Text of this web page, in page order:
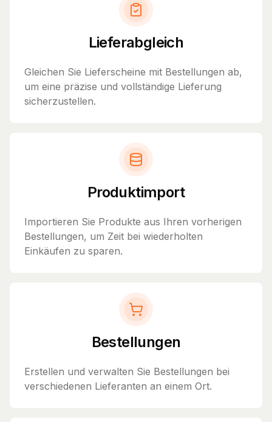
Lieferabgleich
Gleichen Sie Lieferscheine mit Bestellungen ab,
um eine präzise und vollständige Lieferung
sicherzustellen.
Produktimport
Importieren Sie Produkte aus Ihren vorherigen
Bestellungen, um Zeit bei wiederholten
Einkäufen zu sparen.
Bestellungen
Erstellen und verwalten Sie Bestellungen bei
verschiedenen Lieferanten an einem Ort.